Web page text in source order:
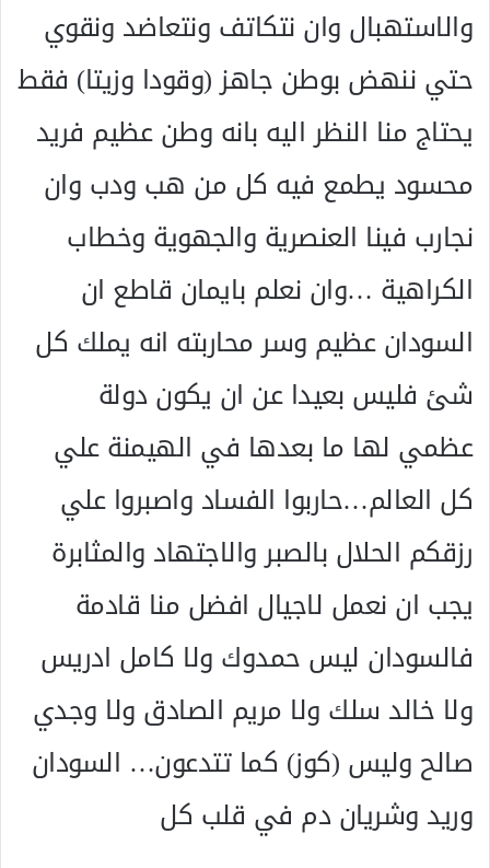
والاستهبال وان نتكاتف ونتعاضد ونقوي
حتي ننهض بوطن جاهز (وقودا وزيتا) فقط
يحتاج منا النظر اليه بانه وطن عظيم فريد
محسود يطمع فيه كل من هب ودب وان
نجارب فينا العنصرية والجهوية وخطاب
الكراهية …وان نعلم بايمان قاطع ان
السودان عظيم وسر محاربته انه يملك كل
شئ فليس بعيدا عن ان يكون دولة
عظمي لها ما بعدها في الهيمنة علي
كل العالم…حاربوا الفساد واصبروا علي
رزقكم الحلال بالصبر والاجتهاد والمثابرة
يجب ان نعمل لاجيال افضل منا قادمة
فالسودان ليس حمدوك ولا كامل ادريس
ولا خالد سلك ولا مريم الصادق ولا وجدي
صالح وليس (كوز) كما تتدعون… السودان
وريد وشريان دم في قلب كل